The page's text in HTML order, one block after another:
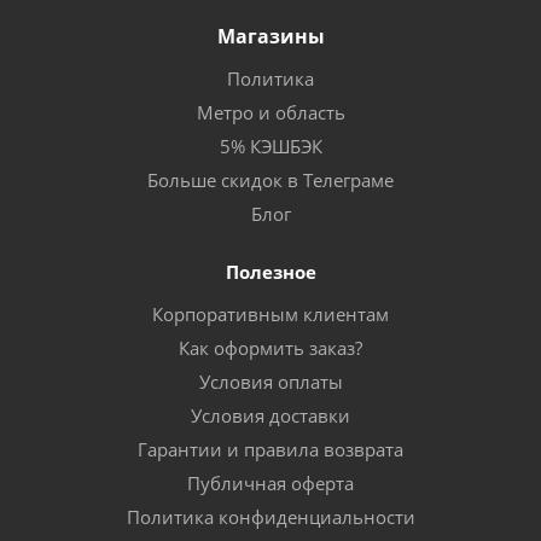
Магазины
Политика
Метро и область
5% КЭШБЭК
Больше скидок в Телеграме
Блог
Полезное
Корпоративным клиентам
Как оформить заказ?
Условия оплаты
Условия доставки
Гарантии и правила возврата
Публичная оферта
Политика конфиденциальности